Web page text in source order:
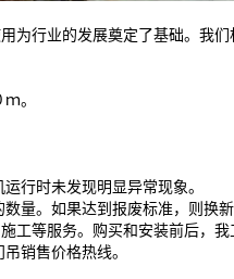
为行业的发展奠定了基础。我
。
行时未发现明显异常现象。
量。如果达到报废标准，则换
工等服务。购买和安装前后，
销售价格热线。